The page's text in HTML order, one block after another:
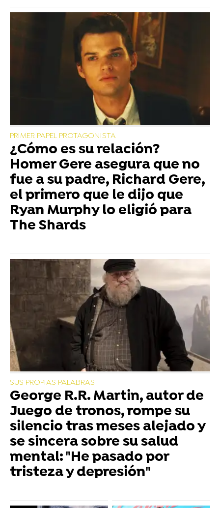
PRIMER PAPEL PROTAGONISTA
¿Cómo es su relación?
Homer Gere asegura que no
fue a su padre, Richard Gere,
el primero que le dijo que
Ryan Murphy lo eligió para
The Shards
SUS PROPIAS PALABRAS
George R.R. Martin, autor de
Juego de tronos, rompe su
silencio tras meses alejado y
se sincera sobre su salud
mental: "He pasado por
tristeza y depresión"